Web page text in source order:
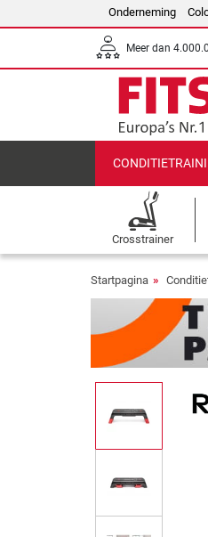
Onderneming
Meer dan
Crosstrainer
Startpagina